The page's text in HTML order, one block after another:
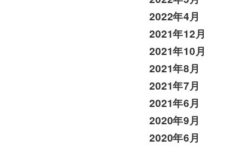
2022年4月
2021年12月
2021年10月
2021年8月
2021年7月
2021年6月
2020年9月
2020年6月